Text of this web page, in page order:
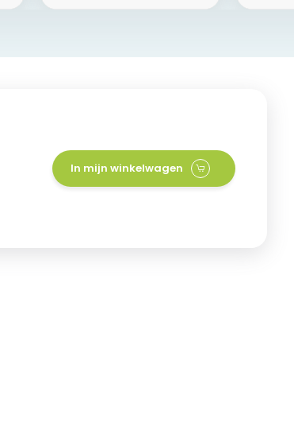
In mijn winkelwagen